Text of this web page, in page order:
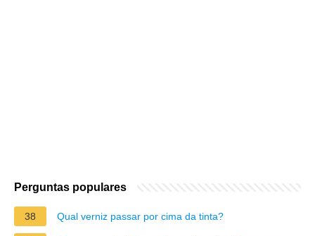
Perguntas populares
38 Qual verniz passar por cima da tinta?